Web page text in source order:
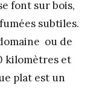
font sur bois,
subtiles.
ou de
kilomètres et
plat est un